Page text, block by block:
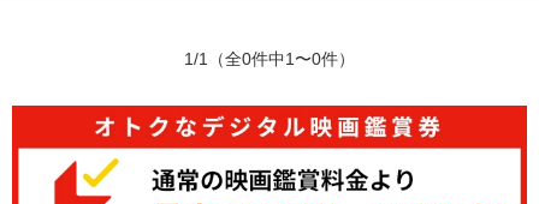
1/1 （全0件中1〜0件）